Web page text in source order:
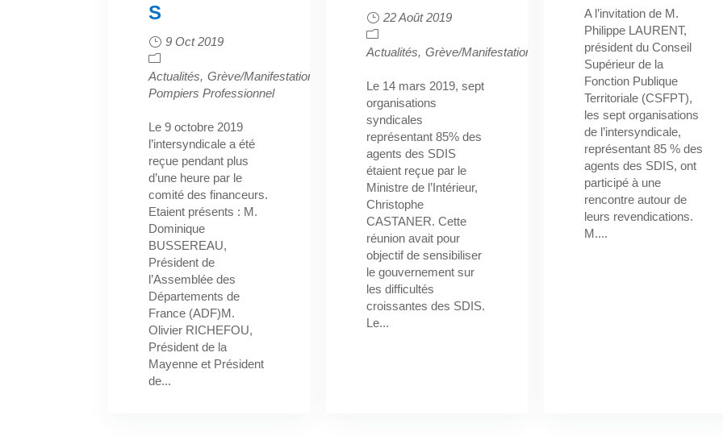
S
9 Oct 2019
Actualités Grève/Manifestation
Pompiers Professionnel
Le 9 octobre 2019
l’intersyndicale a été
reçue pendant plus
d’une heure par le
comité des financeurs.
Etaient présents : M.
Dominique
BUSSEREAU,
Président de
l’Assemblée des
Départements de
France (ADF)M.
Olivier RICHEFOU,
Président de la
Mayenne et Président
de...
22 Août 2019
Actualités Grève/Manifestation Intersyndicale
Le 14 mars 2019, sept
organisations
syndicales
représentant 85% des
agents des SDIS
étaient reçue par le
Ministre de l’Intérieur,
Christophe
CASTANER. Cette
réunion avait pour
objectif de sensibiliser
le gouvernement sur
les difficultés
croissantes des SDIS.
Le...
A l’invitation de M.
Philippe LAURENT,
président du Conseil
Supérieur de la
Fonction Publique
Territoriale (CSFPT),
les sept organisations
de l’intersyndicale,
représentant 85 % des
agents des SDIS, ont
participé à une
rencontre autour de
leurs revendications.
M....